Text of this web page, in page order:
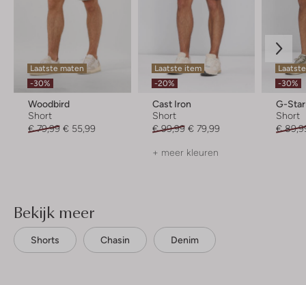
Laatste maten
-30%
Woodbird
Short
€ 79,99 € 55,99
Laatste item
-20%
Cast Iron
Short
€ 99,99 € 79,99
+ meer kleuren
-30%
G-
Short
€
Bekijk meer
Shorts Chasin Denim